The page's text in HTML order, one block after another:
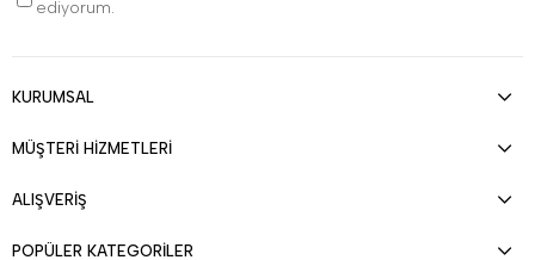
ediyorum.
KURUMSAL
MÜŞTERİ HİZMETLERİ
ALIŞVERİŞ
POPÜLER KATEGORİLER